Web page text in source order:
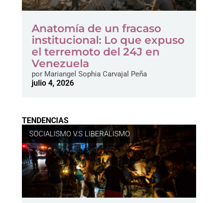
Anatomía de un fracaso
institucional: Lo que expuso
el terremoto del 24J en
Venezuela
porMariangel Sophia Carvajal Peña
julio 4, 2026
TENDENCIAS
SOCIALISMO V.S LIBERALISMO